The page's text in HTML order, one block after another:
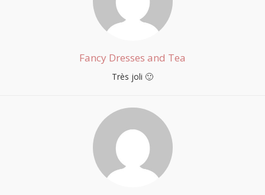
Fancy Dresses and Tea
Très joli 🙂